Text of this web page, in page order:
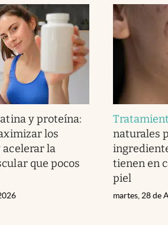
y proteína:
los
la
que pocos
naturales
tienen en
piel
martes, 28 de